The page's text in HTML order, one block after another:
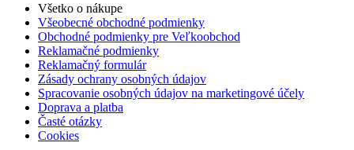
Všetko o nákupe
Všeobecné obchodné podmienky
Obchodné podmienky pre Veľkoobchod
Reklamačné podmienky
Reklamačný formulár
Zásady ochrany osobných údajov
Spracovanie osobných údajov na marketingové účely
Doprava a platba
Časté otázky
Cookies